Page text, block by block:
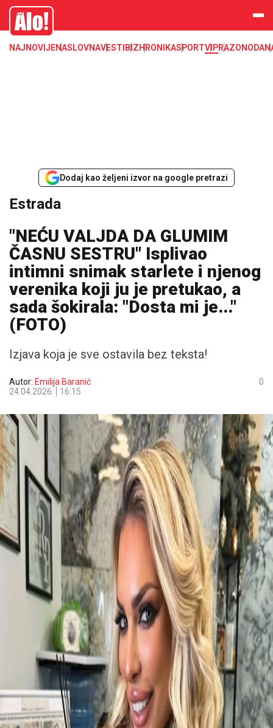
Estrada, poznati, VIP
Alo
NAJNOVIJENASLOVNAVESTI BIZHRONIKASPORTVIPRAZONODA
Dodaj kao željeni izvor na google pretrazi
Estrada
"NEĆU VALJDA DA GLUMIM
ČASNU SESTRU" Isplivao
intimni snimak starlete i njenog
verenika koji ju je pretukao, a
sada šokirala: "Dosta mi je..."
(FOTO)
Izjava koja je sve ostavila bez teksta!
Autor: Emilija Baranić
24.04.2026.
16:15
0